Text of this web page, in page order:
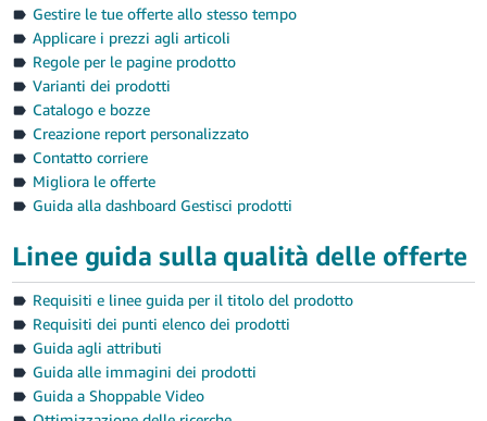
Gestire le tue offerte allo stesso tempo
Applicare i prezzi agli articoli
Regole per le pagine prodotto
Varianti dei prodotti
Catalogo e bozze
Creazione report personalizzato
Contatto corriere
Migliora le offerte
Guida alla dashboard Gestisci prodotti
Linee guida sulla qualità delle offerte
Requisiti e linee guida per il titolo del prodotto
Requisiti dei punti elenco dei prodotti
Guida agli attributi
Guida alle immagini dei prodotti
Guida a Shoppable Video